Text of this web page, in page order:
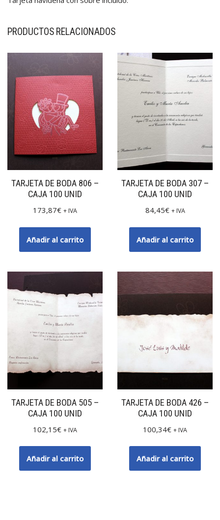
PRODUCTOS RELACIONADOS
TARJETA DE BODA 806 –
CAJA 100 UNID
173,87€ + IVA
Añadir al carrito
TARJETA DE BODA 307 –
CAJA 100 UNID
84,45€ + IVA
Añadir al carrito
TARJETA DE BODA 505 –
CAJA 100 UNID
102,15€ + IVA
Añadir al carrito
TARJETA DE BODA 426 –
CAJA 100 UNID
100,34€ + IVA
Añadir al carrito